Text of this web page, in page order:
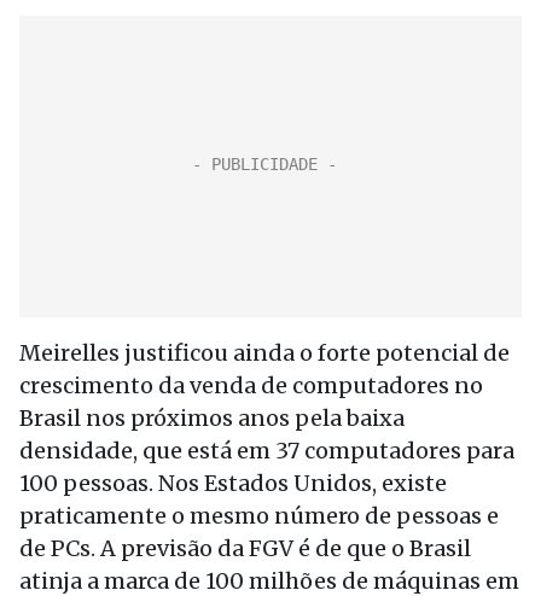
Meirelles justificou ainda o forte potencial de
crescimento da venda de computadores no
Brasil nos próximos anos pela baixa
densidade, que está em 37 computadores para
100 pessoas. Nos Estados Unidos, existe
praticamente o mesmo número de pessoas e
de PCs. A previsão da FGV é de que o Brasil
atinja a marca de 100 milhões de máquinas em